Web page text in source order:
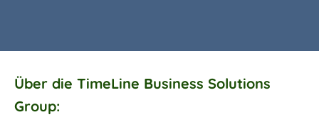
Über die TimeLine Business Solutions
Group: